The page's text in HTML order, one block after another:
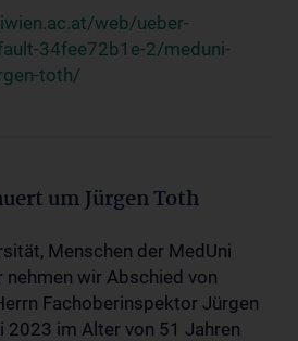
web/ueber-
34fee72b1e-2/meduni-
toth/
um Jürgen Toth
Menschen der MedUni
nehmen wir Abschied von
Fachoberinspektor Jürgen
2023 im Alter von 51 Jahren